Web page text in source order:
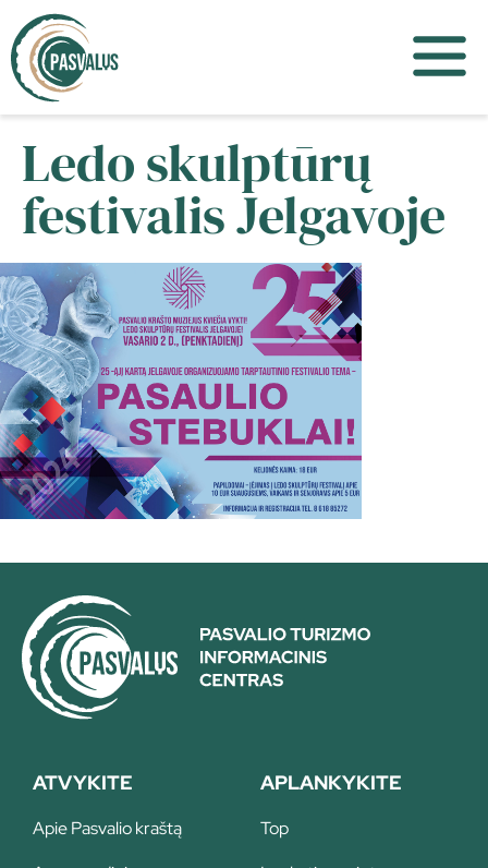
Ledo skulptūrų
festivalis Jelgavoje
ATVYKITE
Apie Pasvalio kraštą
APLANKYKITE
Top